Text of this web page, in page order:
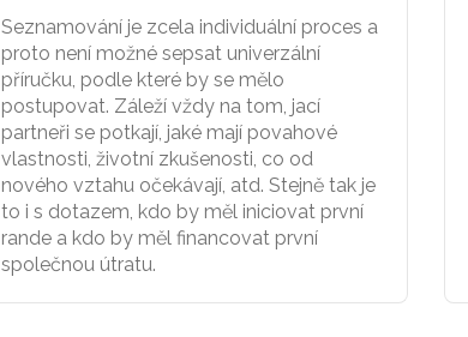
Seznamování je zcela individuální proces a
proto není možné sepsat univerzální
příručku, podle které by se mělo
postupovat. Záleží vždy na tom, jací
partneři se potkají, jaké mají povahové
vlastnosti, životní zkušenosti, co od
nového vztahu očekávají, atd. Stejně tak je
to i s dotazem, kdo by měl iniciovat první
rande a kdo by měl financovat první
společnou útratu.